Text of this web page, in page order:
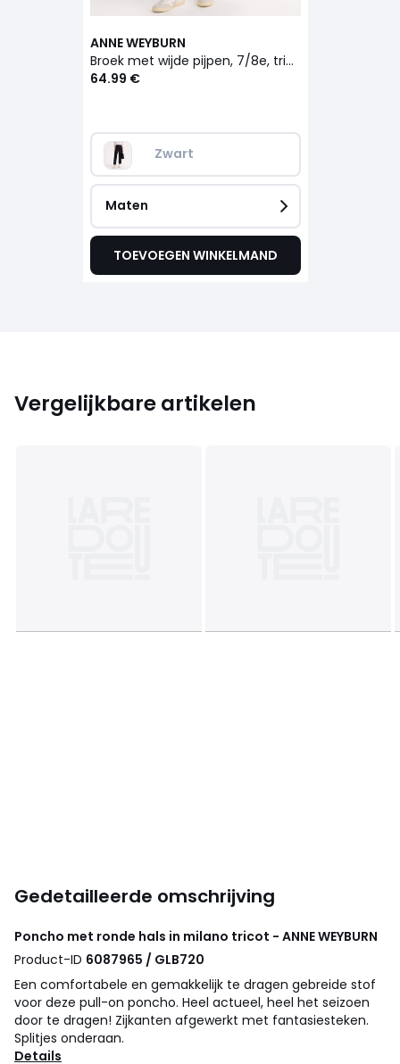
ANNE WEYBURN
Broek met wijde pijpen, 7/8e, tricot
64.99 €
Zwart
Maten
TOEVOEGEN WINKELMAND
Vergelijkbare artikelen
Gedetailleerde omschrijving
Poncho met ronde hals in milano tricot - ANNE WEYBURN
Product-ID 6087965 / GLB720
Een comfortabele en gemakkelijk te dragen gebreide stof
voor deze pull-on poncho. Heel actueel, heel het seizoen
door te dragen! Zijkanten afgewerkt met fantasiesteken.
Splitjes onderaan.
Details